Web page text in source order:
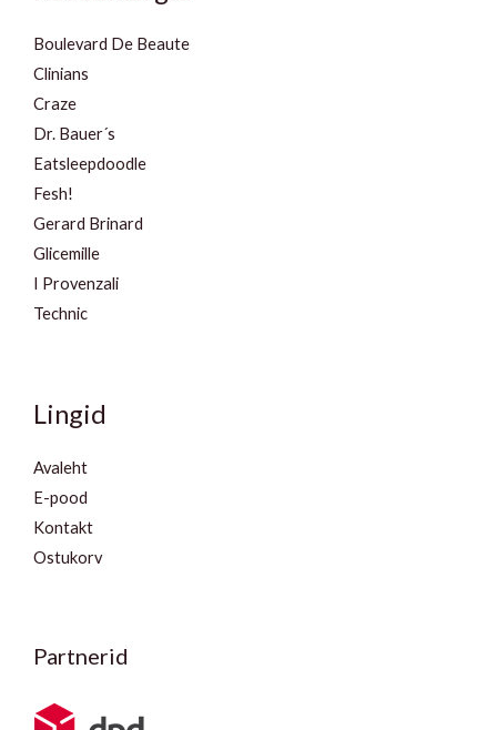
Boulevard De Beaute
Clinians
Craze
Dr. Bauer´s
Eatsleepdoodle
Fesh!
Gerard Brinard
Glicemille
I Provenzali
Technic
Lingid
Avaleht
E-pood
Kontakt
Ostukorv
Partnerid